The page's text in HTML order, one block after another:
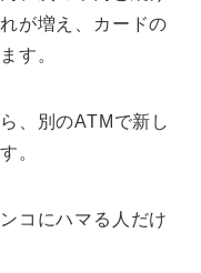
が増え、カードの
す。
、別のATMで新し
。
コにハマる人だけ